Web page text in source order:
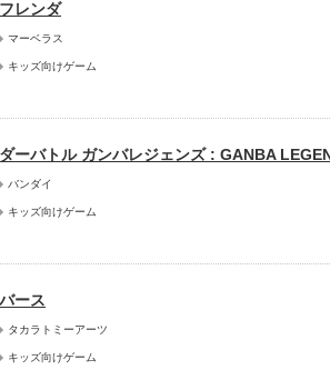
レンダ
マーベラス
キッズ向けゲーム
ーバトル ガンバレジェンズ : GANBA
バンダイ
キッズ向けゲーム
ース
タカラトミーアーツ
キッズ向けゲーム